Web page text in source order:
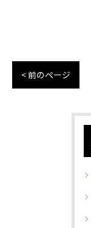
< 前のページ